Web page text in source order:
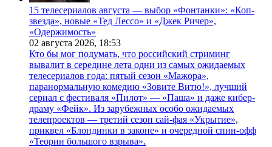
15 телесериалов августа — выбор «Фонтанки»: «Коп-
звезда», новые «Тед Лессо» и «Джек Ричер»,
«Одержимость»
02 августа 2026, 18:53
Кто бы мог подумать, что российский стриминг
вывалит в середине лета одни из самых ожидаемых
телесериалов года: пятый сезон «Мажора»,
паранормальную комедию «Зовите Витю!», лучший
сериал с фестиваля «Пилот» — «Паша» и даже кибер-
драму «Фейк». Из зарубежных особо ожидаемых
телепроектов — третий сезон сай-фая «Укрытие»,
приквел «Блондинки в законе» и очередной спин-офф
«Теории большого взрыва».